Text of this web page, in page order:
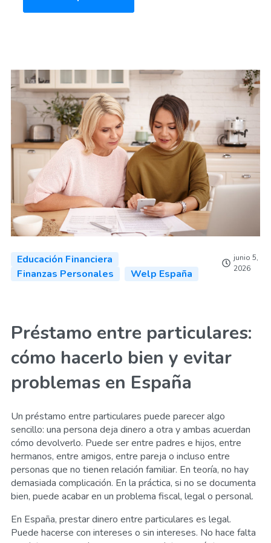
Educación Financiera
Finanzas Personales
Welp España
junio 5,
2026
Préstamo entre particulares:
cómo hacerlo bien y evitar
problemas en España
Un préstamo entre particulares puede parecer algo
sencillo: una persona deja dinero a otra y ambas acuerdan
cómo devolverlo. Puede ser entre padres e hijos, entre
hermanos, entre amigos, entre pareja o incluso entre
personas que no tienen relación familiar. En teoría, no hay
demasiada complicación. En la práctica, si no se documenta
bien, puede acabar en un problema fiscal, legal o personal.
En España, prestar dinero entre particulares es legal.
Puede hacerse con intereses o sin intereses. No hace falta